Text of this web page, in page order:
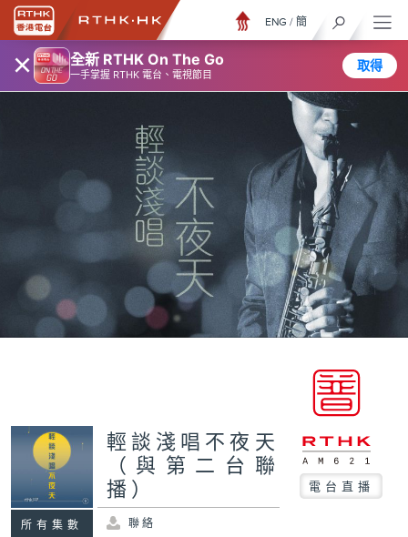
× 全新 RTHK On The Go
一手掌握 RTHK 電台、電視節目
取得
ENG / 簡
所有集數
輕談淺唱不夜天
（與第二台聯
播）
電台直播
聯絡